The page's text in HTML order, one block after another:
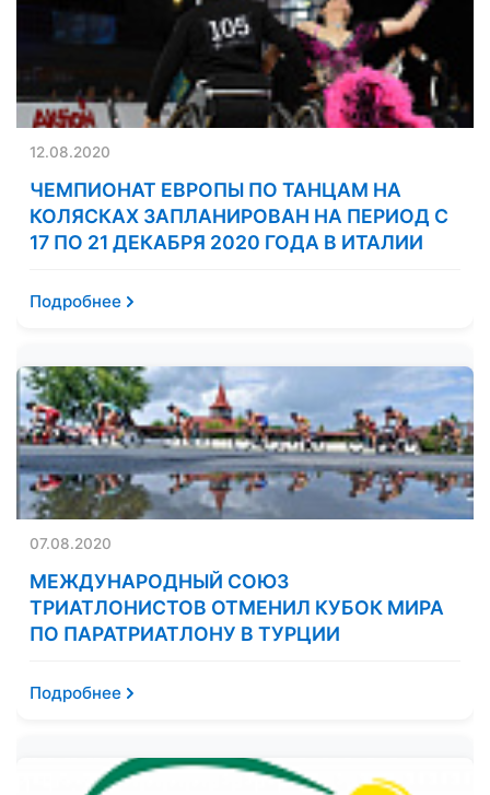
12.08.2020
ЧЕМПИОНАТ ЕВРОПЫ ПО ТАНЦАМ НА
КОЛЯСКАХ ЗАПЛАНИРОВАН НА ПЕРИОД С
17 ПО 21 ДЕКАБРЯ 2020 ГОДА В ИТАЛИИ
Подробнее
07.08.2020
МЕЖДУНАРОДНЫЙ СОЮЗ
ТРИАТЛОНИСТОВ ОТМЕНИЛ КУБОК МИРА
ПО ПАРАТРИАТЛОНУ В ТУРЦИИ
Подробнее